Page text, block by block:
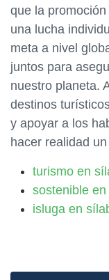
que la
una lucha
meta a nivel
juntos para
nuestro planeta.
destinos
y apoyar a los
hacer realidad
turismo en
sostenible
isluga en